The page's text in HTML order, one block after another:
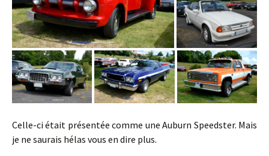
Celle-ci était présentée comme une Auburn Speedster. Mais
je ne saurais hélas vous en dire plus.